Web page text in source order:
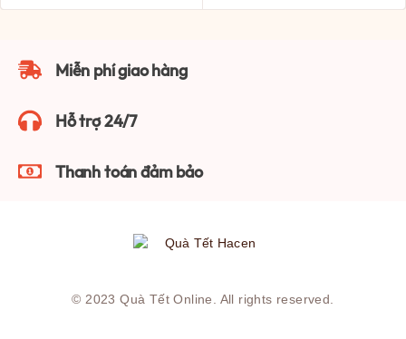
Miễn phí giao hàng
Hỗ trợ 24/7
Thanh toán đảm bảo
© 2023Quà Tết Online . All rights reserved.